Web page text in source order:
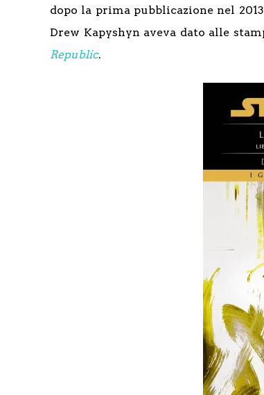
dopo la prima pubblicazione nel
Drew Kapyshyn aveva dato alle
Republic.